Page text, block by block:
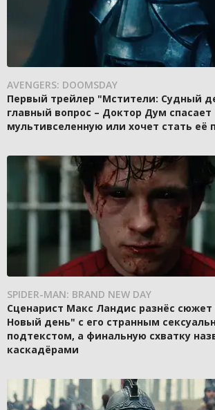
AVENGERS: DOOMSDAY
Первый трейлер "Мстители: Судный
главный вопрос – Доктор Дум спасает
мультивселенную или хочет стать её
SPIDER-MAN: BRAND NEW DAY
Сценарист Макс Ландис разнёс сюжет
Новый день" с его странным
подтекстом, а финальную схватку
каскадёрами